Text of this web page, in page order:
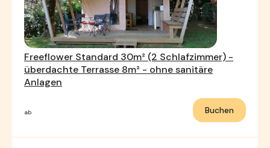
Freeflower Standard 30m² (2 Schlafzimmer) -
überdachte Terrasse 8m² - ohne sanitäre
Anlagen
ab Buchen